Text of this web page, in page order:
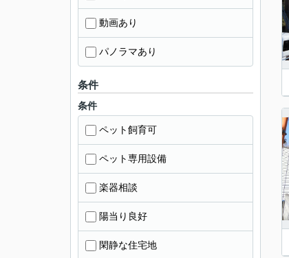
動画あり
パノラマあり
条件
条件
ペット飼育可
ペット専用設備
楽器相談
陽当り良好
閑静な住宅地